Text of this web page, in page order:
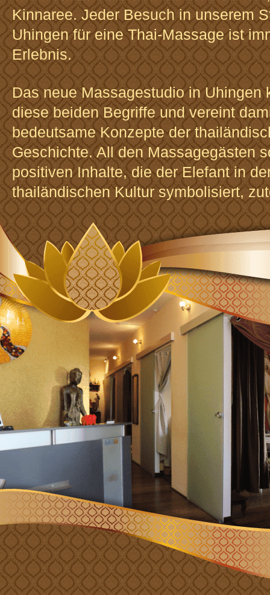
Kinnaree. Jeder Besuch in unserem
Uhingen für eine Thai-Massage ist
Erlebnis.
Das neue Massagestudio in Uhingen
diese beiden Begriffe und vereint
bedeutsame Konzepte der
Geschichte. All den Massagegästen
positiven Inhalte, die der Elefant in
thailändischen Kultur symbolisiert,